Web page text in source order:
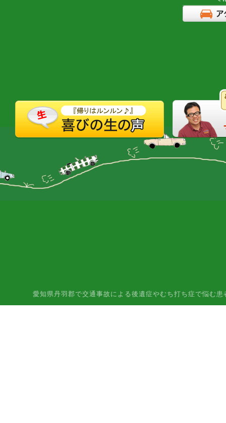
愛知県丹羽郡で交通事故による後遺症やむち打ち症で悩